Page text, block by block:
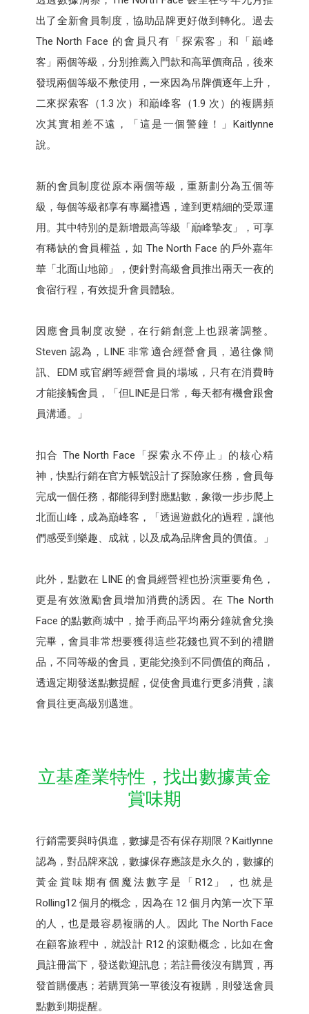
出了全新會員制度，協助品牌更好做到轉化。過去
The North Face 的會員只有「探索客」和「巔峰
客」兩個等級，分別推薦入門款和高單價商品，後來
發現兩個等級不敷使用，一來因為吊牌價逐年上升，
二來探索客（1.3 次）和巔峰客（1.9 次）的複購頻
次其實相差不遠，「這是一個警鐘！」Kaitlynne
說。
新的會員制度從原本兩個等級，重新劃分為五個等
級，每個等級都享有專屬禮遇，達到更精細的受眾運
用。其中特別的是新增最高等級「巔峰摯友」，可享
有稀缺的會員權益，如 The North Face 的戶外嘉年
華「北面山地節」，便針對高級會員推出兩天一夜的
食宿行程，有效提升會員體驗。
因應會員制度改變，在行銷創意上也跟著調整。
Steven 認為，LINE 非常適合經營會員，過往像簡
訊、EDM 或官網等經營會員的場域，只有在消費時
才能接觸會員，「但LINE是日常，每天都有機會跟會
員溝通。」
扣合 The North Face「探索永不停止」的核心精
神，快點行銷在官方帳號設計了探險家任務，會員每
完成一個任務，都能得到對應點數，象徵一步步爬上
北面山峰，成為巔峰客，「透過遊戲化的過程，讓他
們感受到樂趣、成就，以及成為品牌會員的價值。」
此外，點數在 LINE 的會員經營裡也扮演重要角色，
更是有效激勵會員增加消費的誘因。在 The North
Face 的點數商城中，搶手商品平均兩分鐘就會兌換
完畢，會員非常想要獲得這些花錢也買不到的禮贈
品，不同等級的會員，更能兌換到不同價值的商品，
透過定期發送點數提醒，促使會員進行更多消費，讓
會員往更高級別邁進。
立基產業特性，找出數據黃金
賞味期
行銷需要與時俱進，數據是否有保存期限？Kaitlynne
認為，對品牌來說，數據保存應該是永久的，數據的
黃金賞味期有個魔法數字是「R12」，也就是
Rolling12 個月的概念，因為在 12 個月內第一次下單
的人，也是最容易複購的人。因此 The North Face
在顧客旅程中，就設計 R12 的滾動概念，比如在會
員註冊當下，發送歡迎訊息；若註冊後沒有購買，再
發首購優惠；若購買第一單後沒有複購，則發送會員
點數到期提醒。